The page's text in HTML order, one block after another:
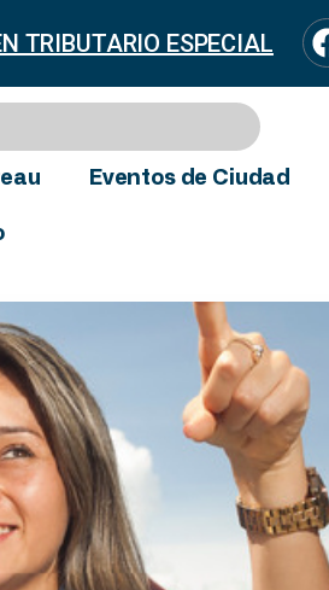
TRIBUTARIO ESPECIAL
Eventos de Ciudad